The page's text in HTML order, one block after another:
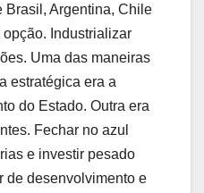
Brasil, Argentina, Chile
Industrializar
Uma das maneiras
estratégica era a
do Estado. Outra era
Fechar no azul
e investir pesado
de desenvolvimento e